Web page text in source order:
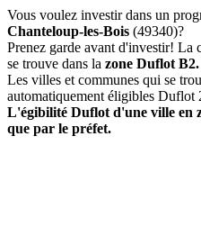
Vous voulez investir dans un
Chanteloup-les-Bois (49340)?
Prenez garde avant d'investir! La
se trouve dans la zone Duflot B2.
Les villes et communes qui se
automatiquement éligibles Duflot
L'égibilité Duflot d'une ville en
que par le préfet.